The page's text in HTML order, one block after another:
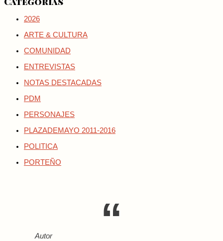
2026
ARTE & CULTURA
COMUNIDAD
ENTREVISTAS
NOTAS DESTACADAS
PDM
PERSONAJES
PLAZADEMAYO 2011-2016
POLITICA
PORTEÑO
Autor